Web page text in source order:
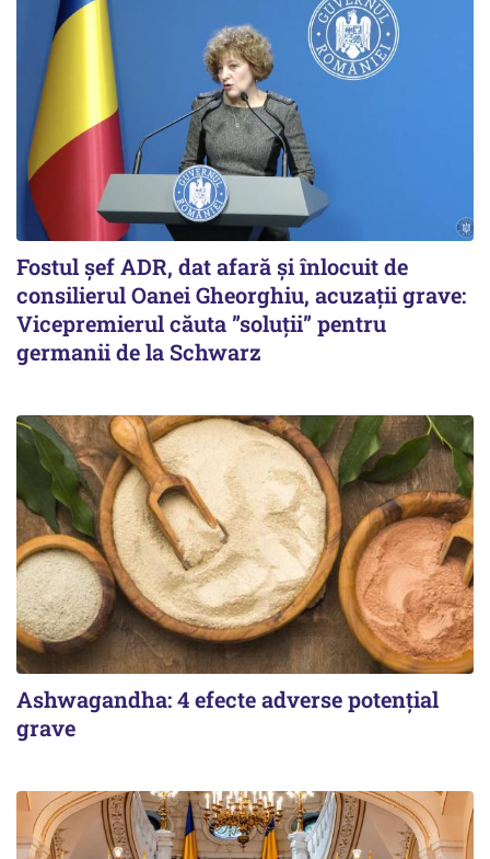
Fostul șef ADR, dat afară și înlocuit de
consilierul Oanei Gheorghiu, acuzații grave:
Vicepremierul căuta ”soluții” pentru
germanii de la Schwarz
Ashwagandha: 4 efecte adverse potențial
grave